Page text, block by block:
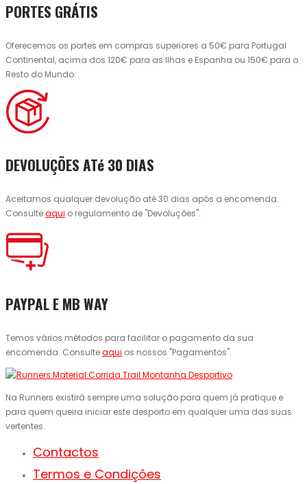
PORTES GRÁTIS
Oferecemos os portes em compras superiores a 50€ para Portugal
Continental, acima dos 120€ para as Ilhas e Espanha ou 150€ para o
Resto do Mundo.
DEVOLUÇÕES ATé 30 DIAS
Aceitamos qualquer devolução até 30 dias após a encomenda.
Consulteaqui o regulamento de "Devoluções".
PAYPAL E MB WAY
Temos vários métodos para facilitar o pagamento da sua
encomenda. Consulteaqui os nossos "Pagamentos".
Na Runners existirá sempre uma solução para quem já pratique e
para quem queira iniciar este desporto em qualquer uma das suas
vertentes.
Contactos
Termos e Condições